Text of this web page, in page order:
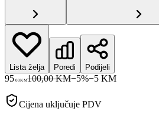
Lista želja Poredi Podijeli
95 00KM100,00 KM−5%−5KM
Cijena uključuje PDV